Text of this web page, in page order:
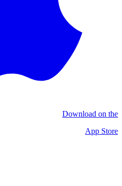
Download on the
App Store